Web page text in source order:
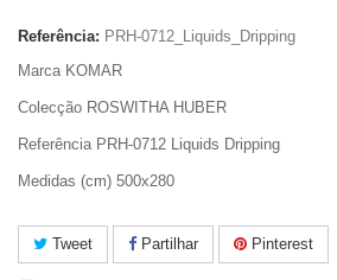
Referência: PRH-0712_Liquids_Dripping
Marca KOMAR
Colecção ROSWITHA HUBER
Referência PRH-0712 Liquids Dripping
Medidas (cm) 500x280
Tweet Partilhar Pinterest